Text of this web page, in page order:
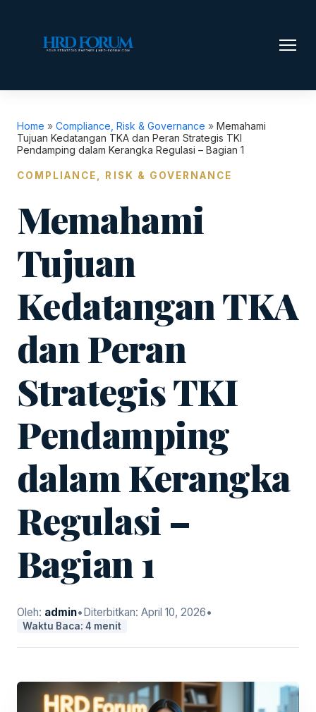
Home » Compliance, Risk & Governance » Memahami
Tujuan Kedatangan TKA dan Peran Strategis TKI
Pendamping dalam Kerangka Regulasi – Bagian 1
COMPLIANCE, RISK & GOVERNANCE
Memahami
Tujuan
Kedatangan TKA
dan Peran
Strategis TKI
Pendamping
dalam Kerangka
Regulasi –
Bagian 1
Oleh: admin•Diterbitkan: April 10, 2026•
Waktu Baca: 4 menit